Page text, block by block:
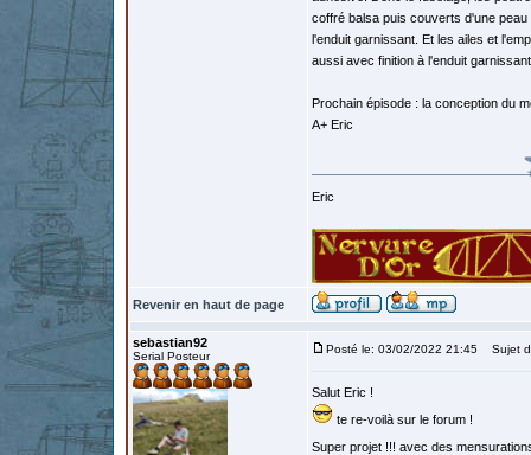
coffré balsa puis couverts d'une
l'enduit garnissant. Et les ailes et
aussi avec finition à l'enduit
Prochain épisode : la conception du
A+ Eric
Eric
Revenir en haut de page
sebastian92
Serial Posteur
Posté le: 03/02/2022 21:45 Sujet
Salut Eric !
te re-voilà sur le forum !
Super projet !!! avec des